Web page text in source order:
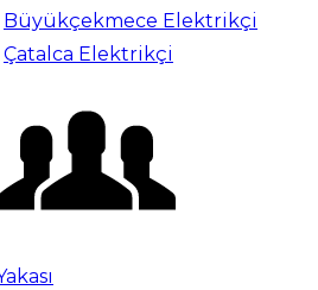
Büyükçekmece Elektrikçi
Çatalca Elektrikçi